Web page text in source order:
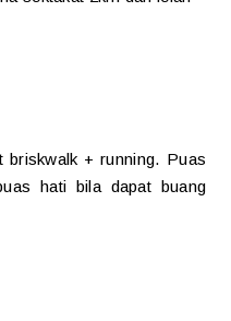
briskwalk + running. Puas
hati bila dapat buang